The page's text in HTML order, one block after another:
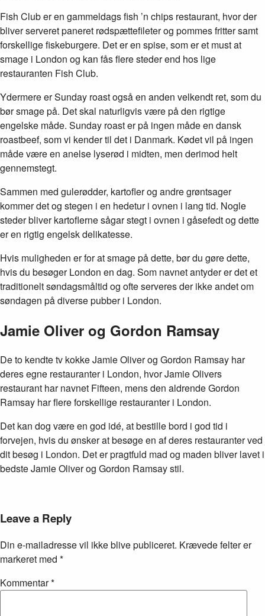
Fish Club er en gammeldags fish ’n chips restaurant, hvor der
bliver serveret paneret rødspættefileter og pommes fritter samt
forskellige fiskeburgere. Det er en spise, som er et must at
smage i London og kan fås flere steder end hos lige
restauranten Fish Club.
Ydermere er Sunday roast også en anden velkendt ret, som du
bør smage på. Det skal naturligvis være på den rigtige
engelske måde. Sunday roast er på ingen måde en dansk
roastbeef, som vi kender til det i Danmark. Kødet vil på ingen
måde være en anelse lyserød i midten, men derimod helt
gennemstegt.
Sammen med gulerødder, kartofler og andre grøntsager
kommer det og stegen i en hedetur i ovnen i lang tid. Nogle
steder bliver kartoflerne sågar stegt i ovnen i gåsefedt og dette
er en rigtig engelsk delikatesse.
Hvis muligheden er for at smage på dette, bør du gøre dette,
hvis du besøger London en dag. Som navnet antyder er det et
traditionelt søndagsmåltid og ofte serveres der ikke andet om
søndagen på diverse pubber i London.
Jamie Oliver og Gordon Ramsay
De to kendte tv kokke Jamie Oliver og Gordon Ramsay har
deres egne restauranter i London, hvor Jamie Olivers
restaurant har navnet Fifteen, mens den aldrende Gordon
Ramsay har flere forskellige restauranter i London.
Det kan dog være en god idé, at bestille bord i god tid i
forvejen, hvis du ønsker at besøge en af deres restauranter ved
dit besøg i London. Det er pragtfuld mad og maden bliver lavet i
bedste Jamie Oliver og Gordon Ramsay stil.
Leave a Reply
Din e-mailadresse vil ikke blive publiceret. Krævede felter er
markeret med *
Kommentar*